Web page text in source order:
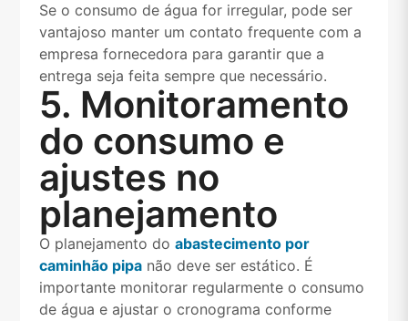
Se o consumo de água for irregular, pode ser
vantajoso manter um contato frequente com a
empresa fornecedora para garantir que a
entrega seja feita sempre que necessário.
5. Monitoramento
do consumo e
ajustes no
planejamento
O planejamento do abastecimento por
caminhão pipanão deve ser estático. É
importante monitorar regularmente o consumo
de água e ajustar o cronograma conforme